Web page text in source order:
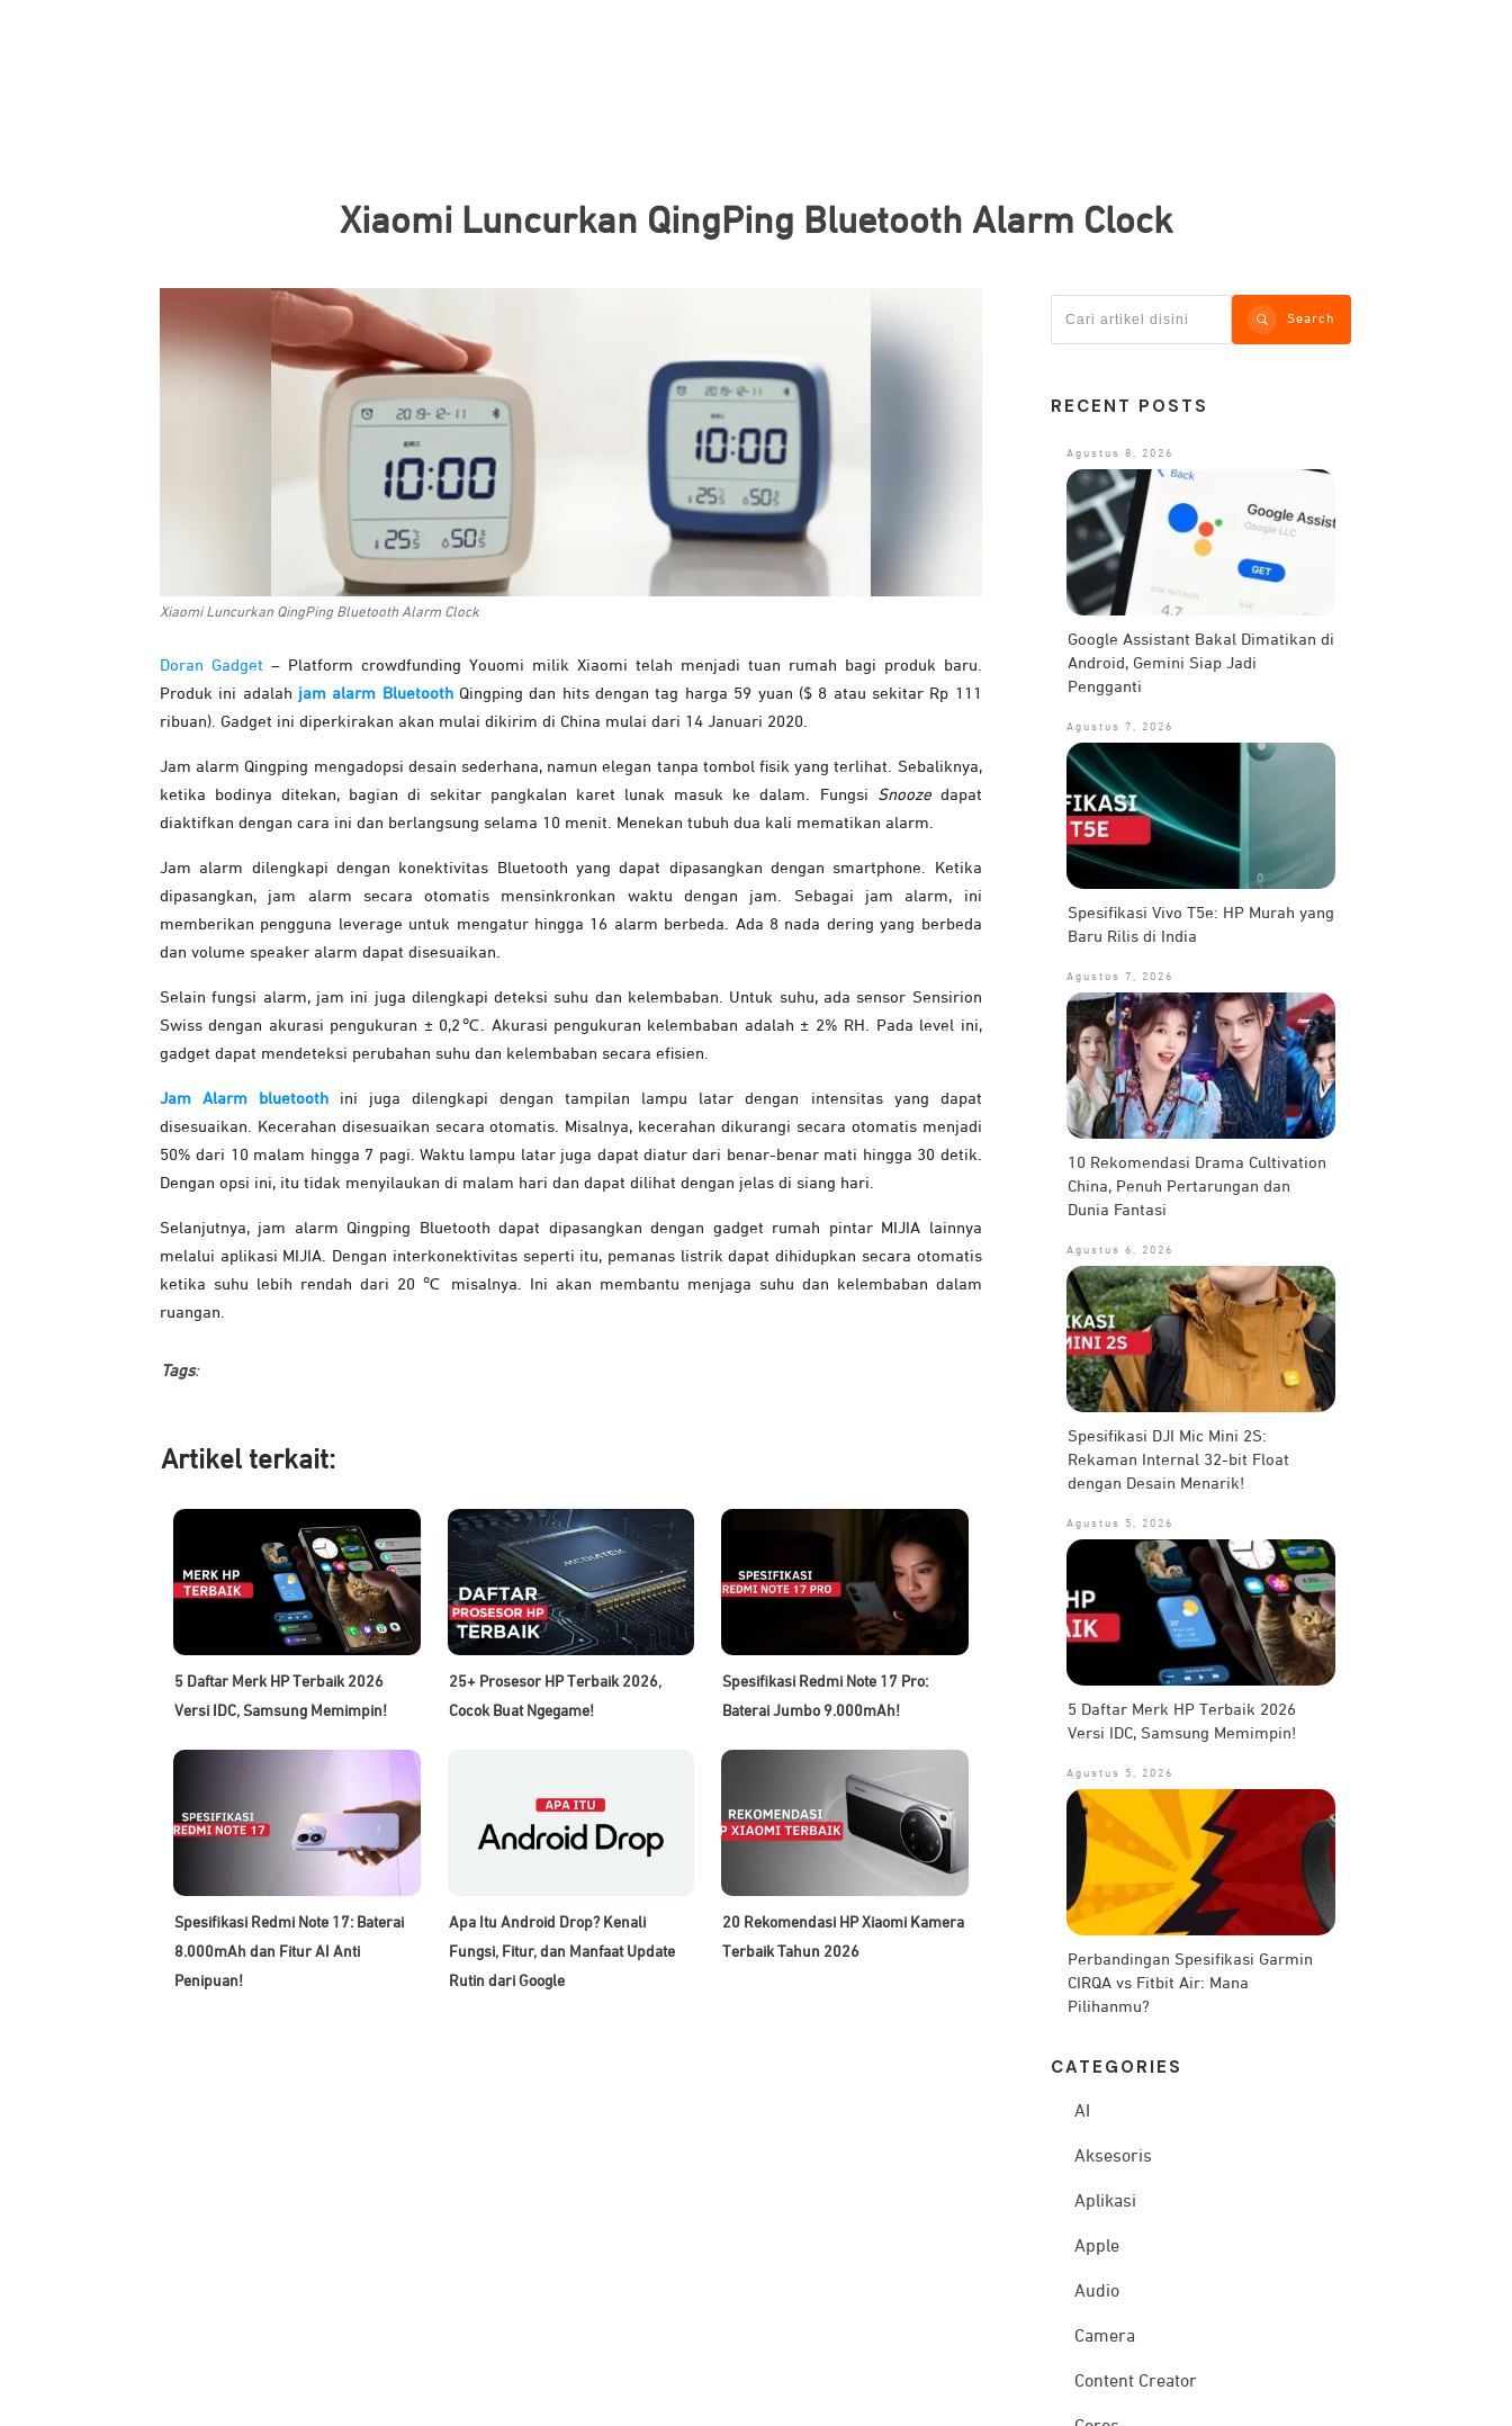
Xiaomi Luncurkan QingPing Bluetooth Alarm Clock
Xiaomi Luncurkan QingPing Bluetooth Alarm Clock
Doran Gadget – Platform crowdfunding Youomi milik Xiaomi telah menjadi tuan rumah bagi produk baru.
Produk ini adalah jam alarm BluetoothQingping dan hits dengan tag harga 59 yuan ($ 8 atau sekitar Rp 111
ribuan). Gadget ini diperkirakan akan mulai dikirim di China mulai dari 14 Januari 2020.
Jam alarm Qingping mengadopsi desain sederhana, namun elegan tanpa tombol fisik yang terlihat. Sebaliknya,
ketika bodinya ditekan, bagian di sekitar pangkalan karet lunak masuk ke dalam. Fungsi Snoozedapat
diaktifkan dengan cara ini dan berlangsung selama 10 menit. Menekan tubuh dua kali mematikan alarm.
Jam alarm dilengkapi dengan konektivitas Bluetooth yang dapat dipasangkan dengan smartphone. Ketika
dipasangkan, jam alarm secara otomatis mensinkronkan waktu dengan jam. Sebagai jam alarm, ini
memberikan pengguna leverage untuk mengatur hingga 16 alarm berbeda. Ada 8 nada dering yang berbeda
dan volume speaker alarm dapat disesuaikan.
Selain fungsi alarm, jam ini juga dilengkapi deteksi suhu dan kelembaban. Untuk suhu, ada sensor Sensirion
Swiss dengan akurasi pengukuran ± 0,2℃. Akurasi pengukuran kelembaban adalah ± 2% RH. Pada level ini,
gadget dapat mendeteksi perubahan suhu dan kelembaban secara efisien.
Jam Alarm bluetooth ini juga dilengkapi dengan tampilan lampu latar dengan intensitas yang dapat
disesuaikan. Kecerahan disesuaikan secara otomatis. Misalnya, kecerahan dikurangi secara otomatis menjadi
50% dari 10 malam hingga 7 pagi. Waktu lampu latar juga dapat diatur dari benar-benar mati hingga 30 detik.
Dengan opsi ini, itu tidak menyilaukan di malam hari dan dapat dilihat dengan jelas di siang hari.
Selanjutnya, jam alarm Qingping Bluetooth dapat dipasangkan dengan gadget rumah pintar MIJIA lainnya
melalui aplikasi MIJIA. Dengan interkonektivitas seperti itu, pemanas listrik dapat dihidupkan secara otomatis
ketika suhu lebih rendah dari 20 ℃ misalnya. Ini akan membantu menjaga suhu dan kelembaban dalam
ruangan.
Tags:
Artikel terkait:
5 Daftar Merk HP Terbaik 2026
Versi IDC, Samsung Memimpin!
25+ Prosesor HP Terbaik 2026,
Cocok Buat Ngegame!
Spesifikasi Redmi Note 17 Pro:
Baterai Jumbo 9.000mAh!
Spesifikasi Redmi Note 17: Baterai
8.000mAh dan Fitur AI Anti
Penipuan!
Apa Itu Android Drop? Kenali
Fungsi, Fitur, dan Manfaat Update
Rutin dari Google
20 Rekomendasi HP Xiaomi Kamera
Terbaik Tahun 2026
Search
RECENT POSTS
Agustus 8, 2026
Google Assistant Bakal Dimatikan di
Android, Gemini Siap Jadi
Pengganti
Agustus 7, 2026
Spesifikasi Vivo T5e: HP Murah yang
Baru Rilis di India
Agustus 7, 2026
10 Rekomendasi Drama Cultivation
China, Penuh Pertarungan dan
Dunia Fantasi
Agustus 6, 2026
Spesifikasi DJI Mic Mini 2S:
Rekaman Internal 32-bit Float
dengan Desain Menarik!
Agustus 5, 2026
5 Daftar Merk HP Terbaik 2026
Versi IDC, Samsung Memimpin!
Agustus 5, 2026
Perbandingan Spesifikasi Garmin
CIRQA vs Fitbit Air: Mana
Pilihanmu?
CATEG ORIES
AI
Aksesoris
Aplikasi
Apple
Audio
Camera
Content Creator